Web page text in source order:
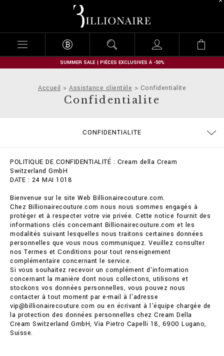
l
l
o
n
r
e
SUMMER SALE | PIÈCES EXCLUSIVES À -50%
Accueil Assistance clientèle Confidentialite
Confidentialite
CONFIDENTIALITE
POLITIQUE DE CONFIDENTIALITÉ : Cream della Cream
Switzerland GmbH
DATE : 24 MAI 1018
Bienvenue sur le site Web Billionairecouture.com.
Chez Billionairecouture.com nous nous sommes engagés à
protéger et à respecter votre vie privée. Cette notice fournit des
informations clés concernant Billionairecouture.com et les
modalités suivant lesquelles nous traitons certaines données
personnelles que vous nous communiquez. Veuillez consulter
nos Termes et Conditions pour tout renseignement
complémentaire concernant le service.
Si vous souhaitez recevoir un complément d'information
concernant la manière dont nous collectons, utilisons et
stockons vos données personnelles, vous pouvez nous
contacter à tout moment par e-mail à l'adresse
vip@billionairecouture.com ou en écrivant à l'équipe chargée de
la protection des données personnelles chez Cream Della
Cream Switzerland GmbH, Via Pietro Capelli 18, 6900 Lugano,
Suisse.